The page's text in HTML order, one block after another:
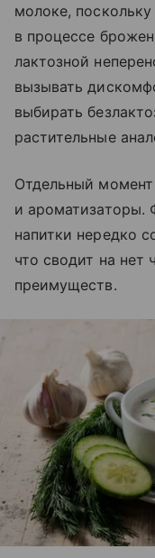
молоке,
в процессе
лактозной
вызывать
выбирать
растительные
Отдельный
и ароматизаторы.
напитки нередко
что сводит на нет
преимуществ.